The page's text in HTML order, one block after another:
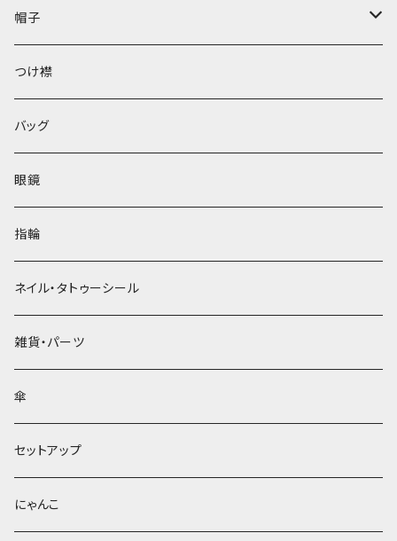
帽子
ベレー帽
つけ襟
バッグ
眼鏡
指輪
ネイル・タトゥーシール
雑貨・パーツ
傘
セットアップ
にゃんこ